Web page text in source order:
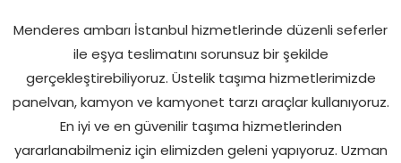
Menderes ambarı İstanbul hizmetlerinde düzenli seferler
ile eşya teslimatını sorunsuz bir şekilde
gerçekleştirebiliyoruz. Üstelik taşıma hizmetlerimizde
panelvan, kamyon ve kamyonet tarzı araçlar kullanıyoruz.
En iyi ve en güvenilir taşıma hizmetlerinden
yararlanabilmeniz için elimizden geleni yapıyoruz. Uzman